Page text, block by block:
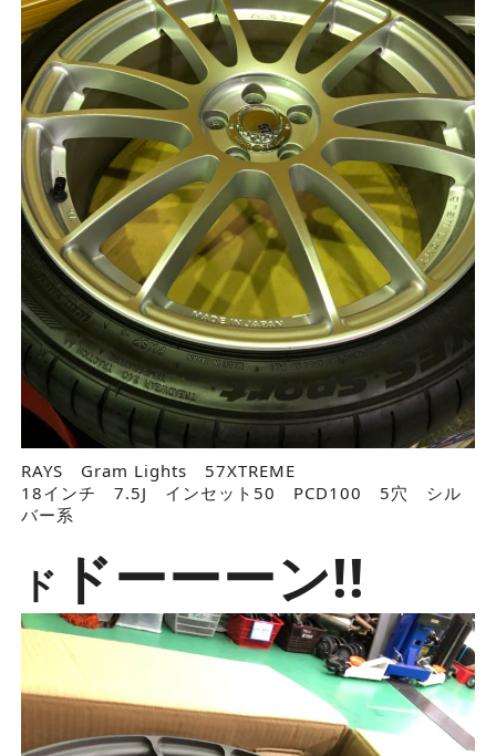
RAYS Gram Lights 57XTREME
18インチ 7.5J インセット50 PCD100 5穴 シル
バー系
ド ドーーーン!!